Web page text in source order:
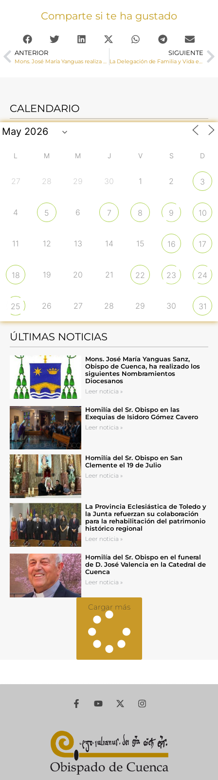
Comparte si te ha gustado
ANTERIOR SIGUIENTE
CALENDARIO
L M M J V S D
27 28 29 30 1 2 3
4 5 6 7 8 9 10
11 12 13 14 15 16 17
18 19 20 21 22 23 24
25 26 27 28 29 30 31
ÚLTIMAS NOTICIAS
Mons. José María Yanguas Sanz,
Obispo de Cuenca, ha realizado los
siguientes Nombramientos
Diocesanos
Leer noticia »
Homilía del Sr. Obispo en las
Exequias de Isidoro Gómez Cavero
Leer noticia »
Homilía del Sr. Obispo en San
Clemente el 19 de Julio
Leer noticia »
La Provincia Eclesiástica de Toledo y
la Junta refuerzan su colaboración
para la rehabilitación del patrimonio
histórico regional
Leer noticia »
Homilía del Sr. Obispo en el funeral
de D. José Valencia en la Catedral de
Cuenca
Leer noticia »
Cargar más